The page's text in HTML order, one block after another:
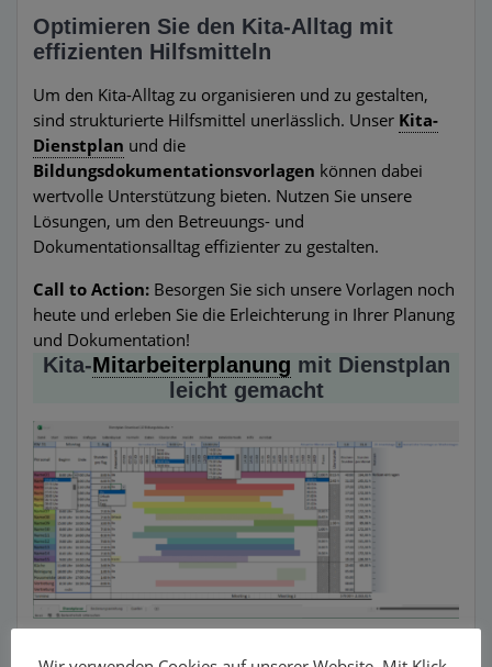
Optimieren Sie den Kita-Alltag mit
effizienten Hilfsmitteln
Um den Kita-Alltag zu organisieren und zu gestalten,
sind strukturierte Hilfsmittel unerlässlich. Unser Kita-
Dienstplan und die
Bildungsdokumentationsvorlagen können dabei
wertvolle Unterstützung bieten. Nutzen Sie unsere
Lösungen, um den Betreuungs- und
Dokumentationsalltag effizienter zu gestalten.
Call to Action: Besorgen Sie sich unsere Vorlagen noch
heute und erleben Sie die Erleichterung in Ihrer Planung
und Dokumentation!
Kita-Mitarbeiterplanung mit Dienstplan
leicht gemacht
Dienstplan für Kitas im Vergleich